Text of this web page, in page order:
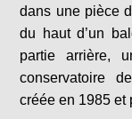
dans une pièce
du haut d’un
partie arrière,
conservatoire
créée en 1985 et